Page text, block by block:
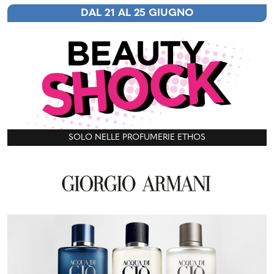
DAL 21 AL 25 GIUGNO
SOLO NELLE PROFUMERIE ETHOS